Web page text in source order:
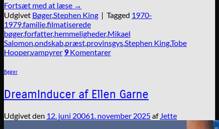
Fortsæt med at læse →
Udgivet Bøger,Stephen King | Tagged 1970-
1979,familie,filmatiserede
bøger,forfatter,hemmeligheder,Mikael
Salomon,ondskab,præst,provinsgys,Stephen King,Tobe
Hooper,vampyrer 9Komentarer
Bøger
DreamInducer af Ellen Garne
Udgivet den 12. juni 20061. november 2025af Jette